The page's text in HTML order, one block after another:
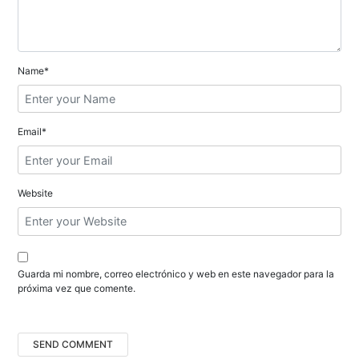
n
t
r
a
d
a
s
Name*
Email*
Website
Guarda mi nombre, correo electrónico y web en este navegador para la
próxima vez que comente.